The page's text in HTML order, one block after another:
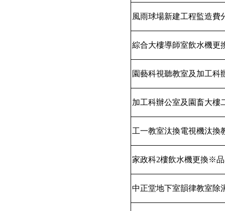
風雨球場新建工程監造
綜合大樓導師室飲水機
園藝科視聽教室及加工
加工科辦公室及園畜大
工一教室汰換電視機汰
家政科2樓飲水機更換※
中正堂地下室韻律教室